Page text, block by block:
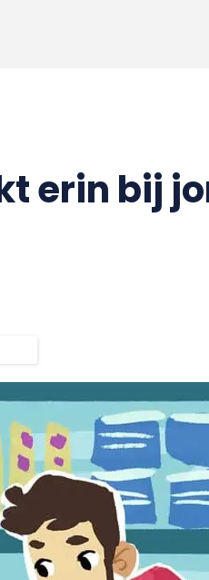
erin bij